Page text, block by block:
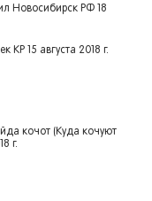
Новосибирск РФ 18
КР 15 августа 2018 г.
кочот (Куда кочуют
г.